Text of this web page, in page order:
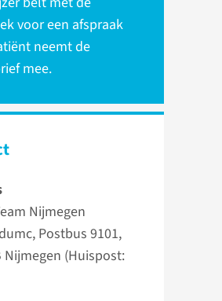
voor een afspraak
neemt de
mee.
Nijmegen
Postbus 9101,
Nijmegen (Huispost: